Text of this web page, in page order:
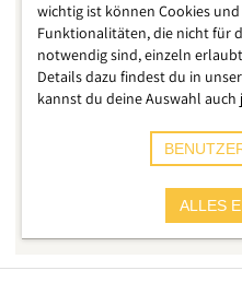
wichtig ist können Cookies
Funktionalitäten, die nicht für
notwendig sind, einzeln
Details dazu findest du in
kannst du deine Auswahl
ALLES